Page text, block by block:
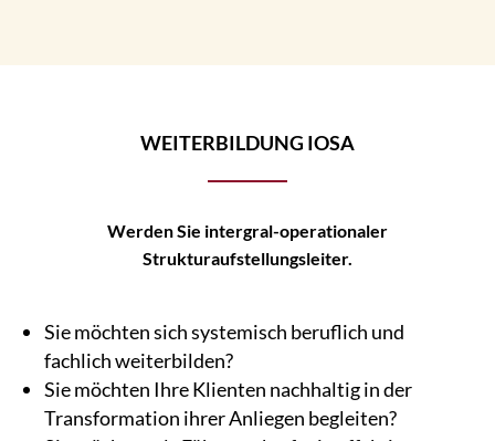
WEITERBILDUNG IOSA
Werden Sie intergral-operationaler
Strukturaufstellungsleiter.
Sie möchten sich systemisch beruflich und
fachlich weiterbilden?
Sie möchten Ihre Klienten nachhaltig in der
Transformation ihrer Anliegen begleiten?